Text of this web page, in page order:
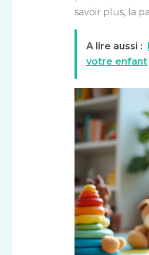
savoir plus, la
A lire aussi :
votre enfant